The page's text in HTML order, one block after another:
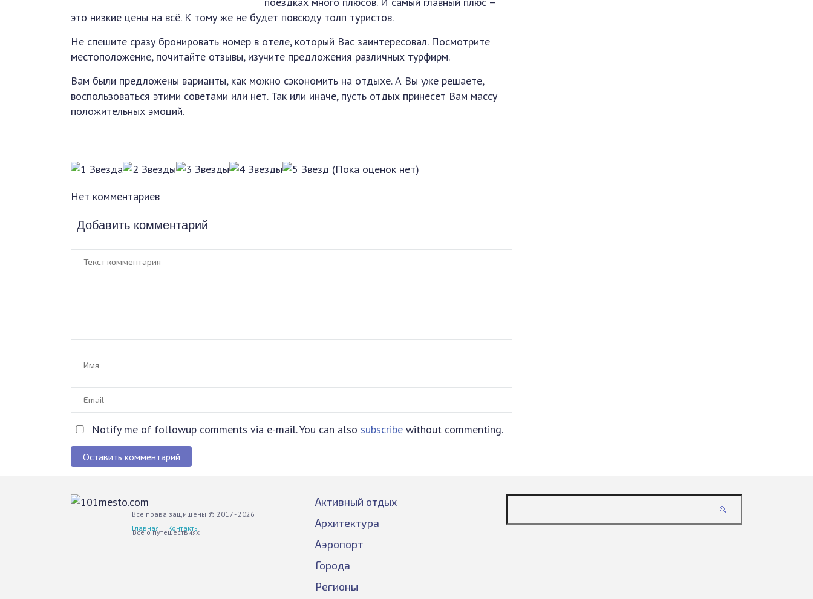
это низкие цены на всё. К тому же не будет повсюду толп туристов.
Не спешите сразу бронировать номер в отеле, который Вас заинтересовал. Посмотрите
местоположение, почитайте отзывы, изучите предложения различных турфирм.
Вам были предложены варианты, как можно сэкономить на отдыхе. А Вы уже решаете,
воспользоваться этими советами или нет. Так или иначе, пусть отдых принесет Вам массу
положительных эмоций.
(Пока оценок нет)
Нет комментариев
Добавить комментарий
Notify me of followup comments via e-mail. You can also subscribe without commenting.
Оставить комментарий
Всё о путешествиях
Все права защищены © 2017 - 2026
Главная
Контакты
Активный отдых
Архитектура
Аэропорт
Города
Регионы